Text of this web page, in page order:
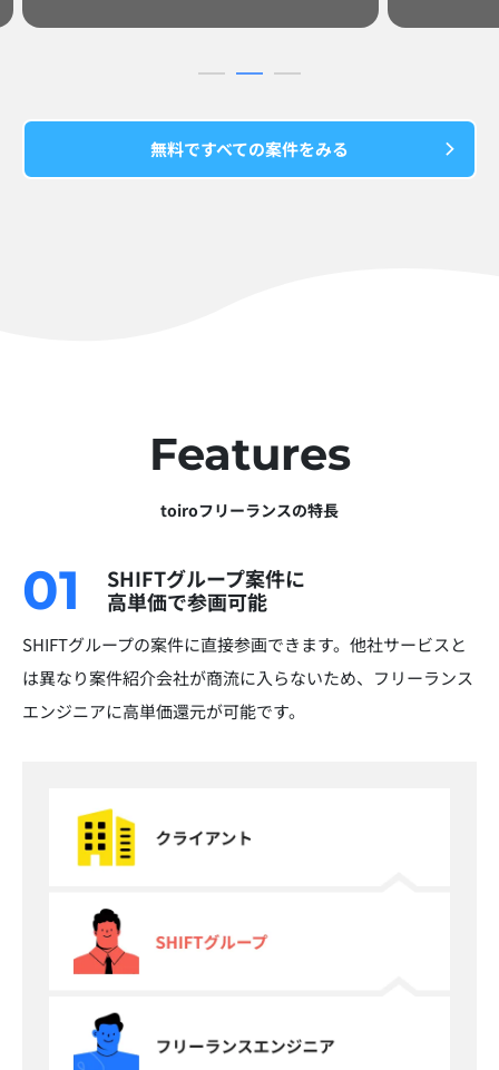
無料ですべての案件をみる
Features
toiroフリーランスの特長
01
SHIFTグループ案件に
高単価で参画可能
SHIFTグループの案件に直接参画できます。他社サービスと
は異なり案件紹介会社が商流に入らないため、フリーランス
エンジニアに高単価還元が可能です。​​